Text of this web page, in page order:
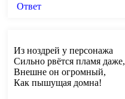
Ответ
Из ноздрей у персонажа
Сильно рвётся пламя даже,
Внешне он огромный,
Как пышущая домна!